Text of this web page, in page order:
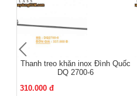
Thanh treo khăn inox Đình Quốc
DQ 2700-6
310.000 đ